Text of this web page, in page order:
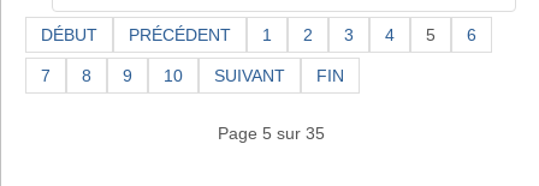
DÉBUT PRÉCÉDENT 1 2 3 4 5 6
7 8 9 10 SUIVANT FIN
Page 5 sur 35